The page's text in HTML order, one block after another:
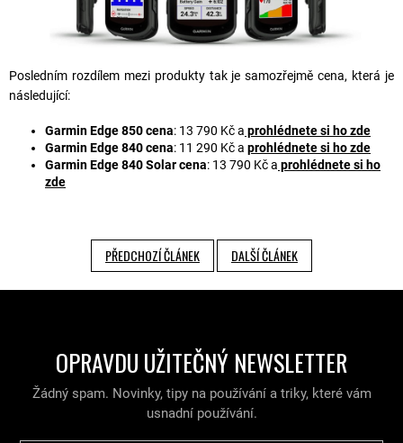
Posledním rozdílem mezi produkty tak je samozřejmě cena, která je
následující:
Garmin Edge 850 cena: 13 790 Kč a prohlédnete si ho zde
Garmin Edge 840 cena: 11 290 Kč a prohlédnete si ho zde
Garmin Edge 840 Solar cena: 13 790 Kč a prohlédnete si ho
zde
PŘEDCHOZÍ ČLÁNEK DALŠÍ ČLÁNEK
OPRAVDU UŽITEČNÝ NEWSLETTER
Žádný spam. Novinky, tipy na používání a triky, které vám
usnadní používání.